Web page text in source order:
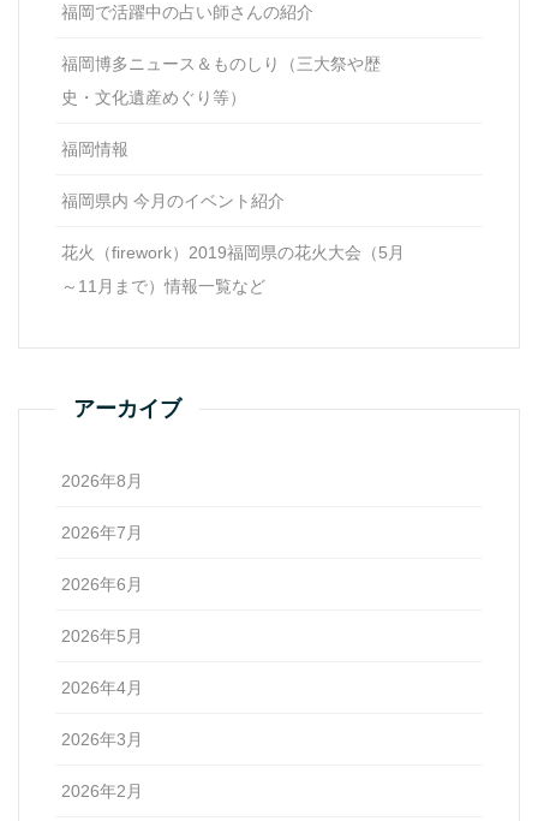
福岡で活躍中の占い師さんの紹介
福岡博多ニュース＆ものしり（三大祭や歴
史・文化遺産めぐり等）
福岡情報
福岡県内 今月のイベント紹介
花火（firework）2019福岡県の花火大会（5月
～11月まで）情報一覧など
アーカイブ
2026年8月
2026年7月
2026年6月
2026年5月
2026年4月
2026年3月
2026年2月